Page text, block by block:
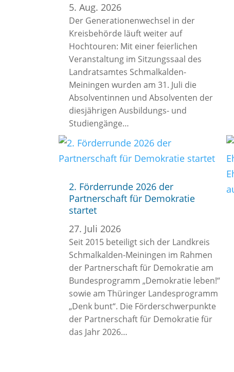
5. Aug. 2026
Der Generationenwechsel in der
Kreisbehörde läuft weiter auf
Hochtouren: Mit einer feierlichen
Veranstaltung im Sitzungssaal des
Landratsamtes Schmalkalden-
Meiningen wurden am 31. Juli die
Absolventinnen und Absolventen der
diesjährigen Ausbildungs- und
Studiengänge…
2. Förderrunde 2026 der
Partnerschaft für Demokratie
startet
27. Juli 2026
Seit 2015 beteiligt sich der Landkreis
Schmalkalden-Meiningen im Rahmen
der Partnerschaft für Demokratie am
Bundesprogramm „Demokratie leben!“
sowie am Thüringer Landesprogramm
„Denk bunt“. Die Förderschwerpunkte
der Partnerschaft für Demokratie für
das Jahr 2026…